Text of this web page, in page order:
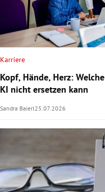
Karriere
Kopf, Hände, Herz:
KI nicht ersetzen kann
Sandra Baierl 25.07.2026